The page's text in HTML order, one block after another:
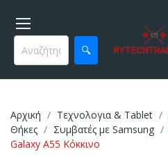
🔍
Αρχική Τεχνολογια & Tablet
Θήκες
Συμβατές με Samsung
Galaxy A55 Κόκκινο